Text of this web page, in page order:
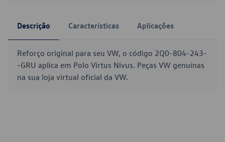
Descrição Características Aplicações
Reforço original para seu VW, o código 2Q0-804-243-
-GRU aplica em Polo Virtus Nivus. Peças VW genuínas
na sua loja virtual oficial da VW.